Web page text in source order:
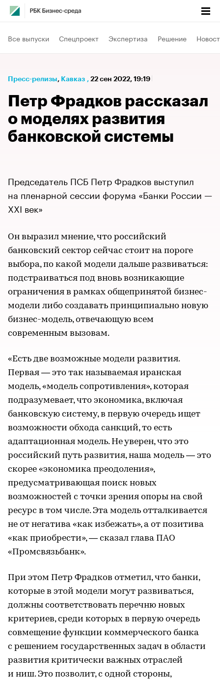
Все выпуски Спецпроект Экспертиза Решение
Пресс-релизы⁠, Кавказ , 22 сен 2022, 19:19
Петр Фрадков рассказал
о моделях развития
банковской системы
Председатель ПСБ Петр Фрадков выступил
на пленарной сессии форума «Банки России —
XXI век»
Он выразил мнение, что российский
банковский сектор сейчас стоит на пороге
выбора, по какой модели дальше развиваться:
подстраиваться под вновь возникающие
ограничения в рамках общепринятой бизнес-
модели либо создавать принципиально новую
бизнес-модель, отвечающую всем
современным вызовам.
«Есть две возможные модели развития.
Первая — это так называемая иранская
модель, «модель сопротивления», которая
подразумевает, что экономика, включая
банковскую систему, в первую очередь ищет
возможности обхода санкций, то есть
адаптационная модель. Не уверен, что это
российский путь развития, наша модель — это
скорее «экономика преодоления»,
предусматривающая поиск новых
возможностей с точки зрения опоры на свой
ресурс в том числе. Эта модель отталкивается
не от негатива «как избежать», а от позитива
«как приобрести», — сказал глава ПАО
«Промсвязьбанк».
При этом Петр Фрадков отметил, что банки,
которые в этой модели могут развиваться,
должны соответствовать перечню новых
критериев, среди которых в первую очередь
совмещение функции коммерческого банка
с решением государственных задач в области
развития критически важных отраслей
и ниш. Это позволит, с одной стороны,